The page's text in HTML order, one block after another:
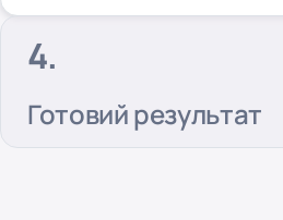
Готовий результат